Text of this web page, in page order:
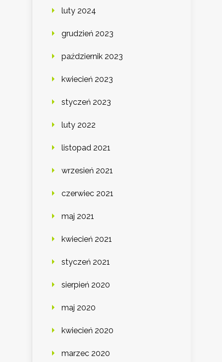
luty 2024
grudzień 2023
październik 2023
kwiecień 2023
styczeń 2023
luty 2022
listopad 2021
wrzesień 2021
czerwiec 2021
maj 2021
kwiecień 2021
styczeń 2021
sierpień 2020
maj 2020
kwiecień 2020
marzec 2020